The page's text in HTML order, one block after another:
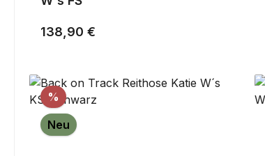
Regulärer Preis:
138,90 €
% Rabatt
Neu